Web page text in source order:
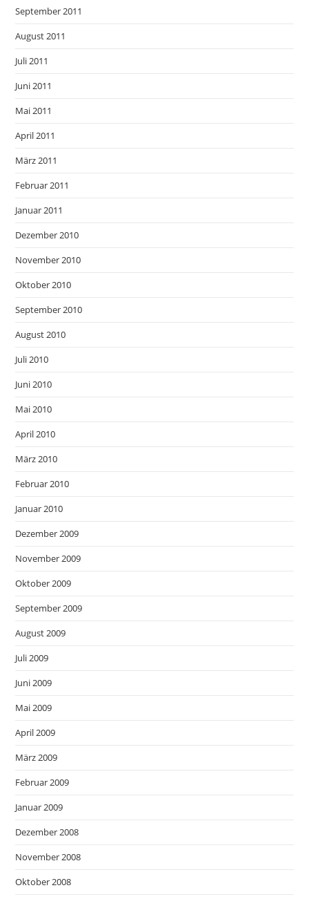
September 2011
August 2011
Juli 2011
Juni 2011
Mai 2011
April 2011
März 2011
Februar 2011
Januar 2011
Dezember 2010
November 2010
Oktober 2010
September 2010
August 2010
Juli 2010
Juni 2010
Mai 2010
April 2010
März 2010
Februar 2010
Januar 2010
Dezember 2009
November 2009
Oktober 2009
September 2009
August 2009
Juli 2009
Juni 2009
Mai 2009
April 2009
März 2009
Februar 2009
Januar 2009
Dezember 2008
November 2008
Oktober 2008